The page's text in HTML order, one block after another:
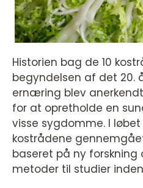
Historien bag de 10
begyndelsen af det 20.
ernæring blev
for at opretholde en
visse sygdomme. I
kostrådene
baseret på ny forskning
metoder til studier